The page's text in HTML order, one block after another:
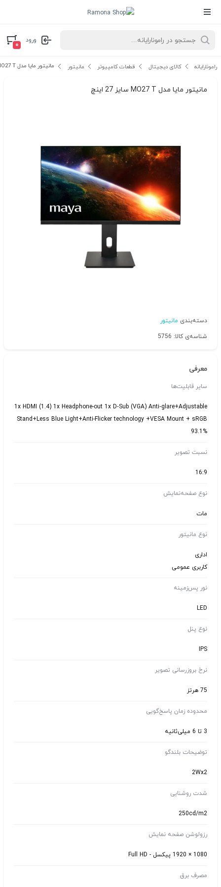
ورود
۰
رامونارایانه کالای دیجیتال قطعات کامپیوتر مانیتور مانیتور مایا مدل MO27 T سایز 27 اینچ
مانیتور مایا مدل MO27 T سایز 27 اینچ
دسته‌بندی مانیتور
شناسه‌ی کالا: 5756
معرفی
سایر قابلیت‌ها
1x HDMI (1.4) 1x Headphone-out 1x D‐Sub (VGA) Anti‐glare+Adjustable
Stand+Less Blue Light+Anti-Flicker technology +VESA Mount + sRGB
93.1%
نسبت تصویر
16:9
نوع صفحه‌نمایش
مات
نوع مانیتور
اداری
کاربری عمومی
نور پس‌زمینه
LED
نوع پنل
IPS
نرخ بروزرسانی تصویر
75 هرتز
محدوده زمان پاسخ‌گویی
3 تا 6 میلی‌ثانیه
توضیحات بلندگو
2Wx2
شدت روشنایی
250cd/m2
رزولوشن صفحه نمایش
1080 × 1920 پیکسل - Full HD
مصرف برق